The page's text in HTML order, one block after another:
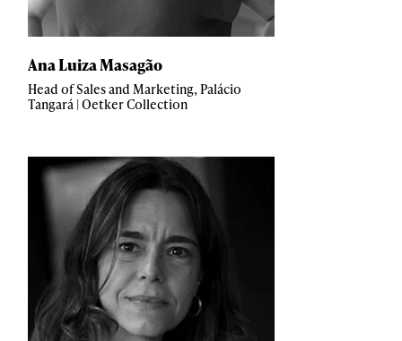
Ana Luiza Masagão
Head of Sales and Marketing, Palácio
Tangará | Oetker Collection